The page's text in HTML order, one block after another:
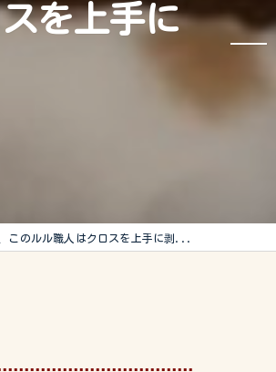
を上手に
このルル職人はクロスを上手に剥...